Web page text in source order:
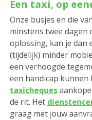
Een taxi, op
Onze busjes en die
minstens twee dagen
oplossing, kan je dan
(tijdelijk) minder
een verhoogde
een handicap kunnen
taxicheques
de rit. Het
graag met jouw